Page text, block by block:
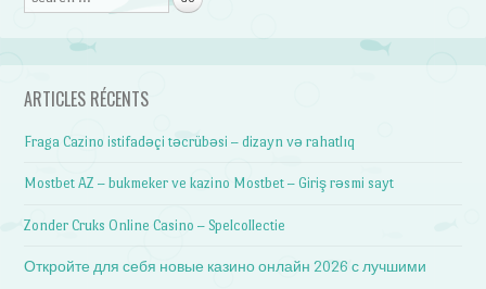
ARTICLES RÉCENTS
Fraga Cazino istifadəçi təcrübəsi – dizayn və rahatlıq
Mostbet AZ – bukmeker ve kazino Mostbet – Giriş rəsmi sayt
Zonder Cruks Online Casino – Spelcollectie
Откройте для себя новые казино онлайн 2026 с лучшими